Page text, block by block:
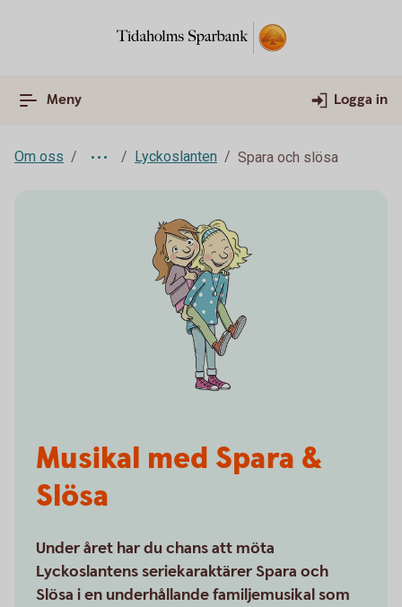
Meny Logga in
Om oss Lyckoslanten Spara och slösa
Musikal med Spara &
Slösa
Under året har du chans att möta
Lyckoslantens seriekaraktärer Spara och
Slösa i en underhållande familjemusikal som